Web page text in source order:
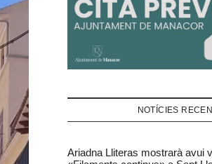
NOTÍCIES
Ariadna Lliteras mostrarà avui